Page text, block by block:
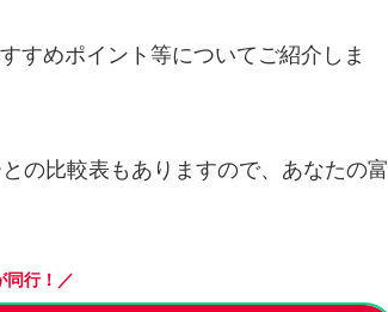
すめポイント等についてご紹介しま
の比較表もありますので、あなたの富
同行！／